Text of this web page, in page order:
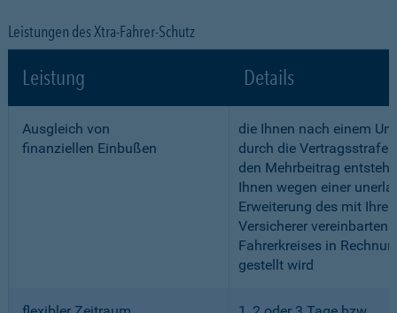
Leistungen des Xtra-Fahrer-Schutz
Leistung Details
Ausgleich von
finanziellen Einbußen
die Ihnen nach einem
durch die Vertragsstrafe
den Mehrbeitrag
Ihnen wegen einer
Erweiterung des mit
Versicherer vereinbarten
Fahrerkreises in
gestellt wird